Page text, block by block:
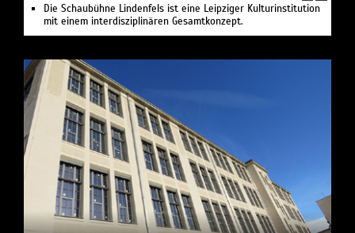
Die Schaubühne Lindenfels ist eine Leipziger Kulturinstitution
mit einem interdisziplinären Gesamtkonzept.